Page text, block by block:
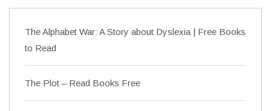
The Alphabet War: A Story about Dyslexia | Free Books
to Read
The Plot – Read Books Free